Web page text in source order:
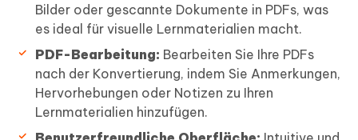
Bilder oder gescannte Dokumente in PDFs, was
es ideal für visuelle Lernmaterialien macht.
PDF-Bearbeitung: Bearbeiten Sie Ihre PDFs
nach der Konvertierung, indem Sie Anmerkungen,
Hervorhebungen oder Notizen zu Ihren
Lernmaterialien hinzufügen.